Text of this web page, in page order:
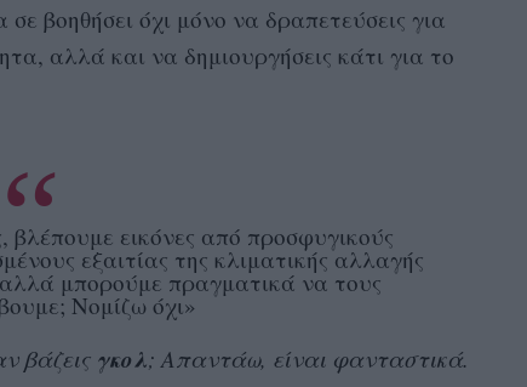
βοηθήσει όχι μόνο να δραπετεύσεις για
αλλά και να δημιουργήσεις κάτι για το
βλέπουμε εικόνες από προσφυγικούς
εξαιτίας της κλιματικής αλλαγής
μπορούμε πραγματικά να τους
Νομίζω όχι»
βάζεις γκολ; Απαντάω, είναι φανταστικά.